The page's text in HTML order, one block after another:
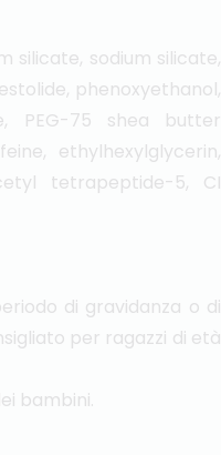
silicate, sodium silicate,
phenoxyethanol,
PEG-75 shea butter
ethylhexylglycerin,
tetrapeptide-5, CI
di gravidanza o di
per ragazzi di età
bambini.